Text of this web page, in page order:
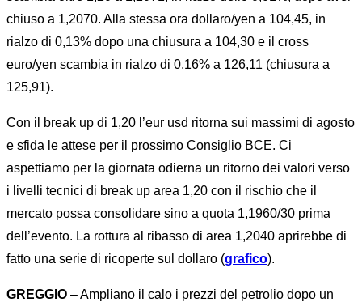
chiuso a 1,2070. Alla stessa ora dollaro/yen a 104,45, in
rialzo di 0,13% dopo una chiusura a 104,30 e il cross
euro/yen scambia in rialzo di 0,16% a 126,11 (chiusura a
125,91).
Con il break up di 1,20 l’eur usd ritorna sui massimi di agosto
e sfida le attese per il prossimo Consiglio BCE. Ci
aspettiamo per la giornata odierna un ritorno dei valori verso
i livelli tecnici di break up area 1,20 con il rischio che il
mercato possa consolidare sino a quota 1,1960/30 prima
dell’evento. La rottura al ribasso di area 1,2040 aprirebbe di
fatto una serie di ricoperte sul dollaro (grafico).
GREGGIO – Ampliano il calo i prezzi del petrolio dopo un